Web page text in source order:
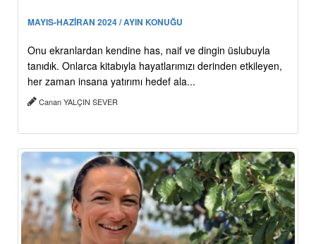
MAYIS-HAZİRAN 2024 / AYIN KONUĞU
Onu ekranlardan kendine has, naif ve dingin üslubuyla
tanıdık. Onlarca kitabıyla hayatlarımızı derinden etkileyen,
her zaman insana yatırımı hedef ala...
Canan YALÇIN SEVER